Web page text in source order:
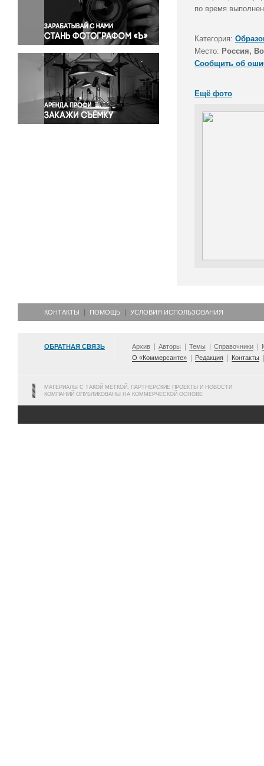
Правосудие
Происшествия и конфликты
Религия
Светская жизнь
Спорт
Экология
Экономика и бизнес
по время
Категория:
Место: Россия,
Сообщить об
Ещё фото
КОНТАКТЫ ПОМОЩЬ УСЛОВИЯ ИСПОЛЬЗОВАНИЯ
ОБРАТНАЯ СВЯЗЬ Архив Авторы Темы Справочники
О «Коммерсанте»
Редакция Контакты
МАТЕРИАЛЫ С ТАКОЙ МЕТКОЙ, ПАРТНЕРСКИЕ ПРОЕКТЫ И НОВОСТИ
КОМПАНИЙ ОПУБЛИКОВАНЫ НА КОММЕРЧЕСКОЙ ОСНОВЕ